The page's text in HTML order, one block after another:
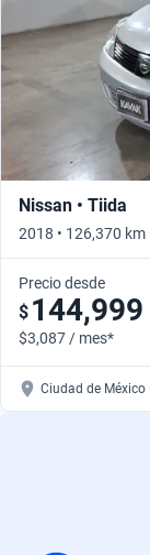
Nissan • Tiida
2018 • 126,370 km
Precio desde
$ 144,999
$3,087 / mes*
Ciudad de México